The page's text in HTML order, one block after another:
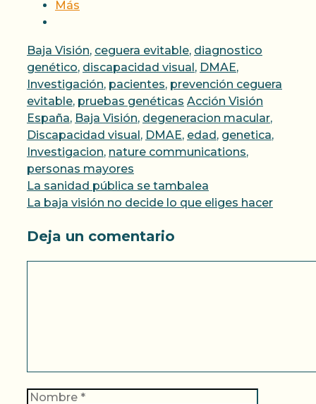
Más
Categorías
Baja Visión, ceguera evitable, diagnostico
genético, discapacidad visual, DMAE,
Investigación, pacientes, prevención ceguera
evitable, pruebas genéticas Etiquetas
Acción Visión
España, Baja Visión, degeneracion macular,
Discapacidad visual, DMAE, edad, genetica,
Investigacion, nature communications,
personas mayores
La sanidad pública se tambalea
La baja visión no decide lo que eliges hacer
Deja un comentario
Nombre